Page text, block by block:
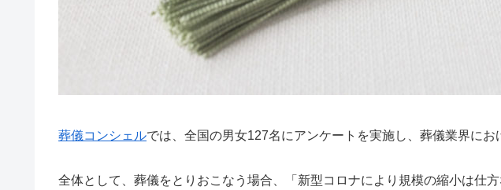
葬儀コンシェルでは、全国の男女127名にアンケートを実施し、葬儀業界にお
全体として、葬儀をとりおこなう場合、「新型コロナにより規模の縮小は仕